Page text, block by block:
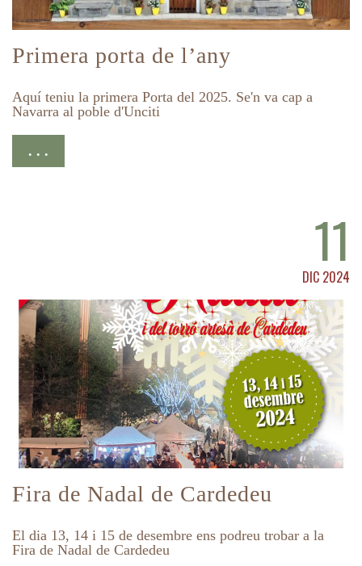
Primera porta de l’any
Aquí teniu la primera Porta del 2025. Se'n va cap a
Navarra al poble d'Unciti
. . .
11
DIC 2024
Fira de Nadal de Cardedeu
El dia 13, 14 i 15 de desembre ens podreu trobar a la
Fira de Nadal de Cardedeu